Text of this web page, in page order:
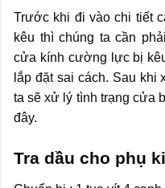
Trước khi đi vào chi tiết
kêu thì chúng ta cần
cửa kính cường lực bị
lắp đặt sai cách. Sau khi
ta sẽ xử lý tình trạng cửa
đây.
Tra dầu cho phụ